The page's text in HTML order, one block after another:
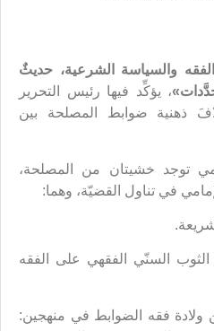
والسياسة الشرعية، حديثٌ
، يؤكِّد فيها رئيس التحرير
ذهنية ضوابط المصلحة بين
توجد خشيتان من المصلحة،
في تناول القضيّة، وهما:
السنّي الفقهي على الفقه
فقه الضوابط في منهجين: